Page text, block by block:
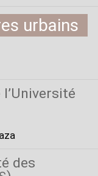
urbains
des